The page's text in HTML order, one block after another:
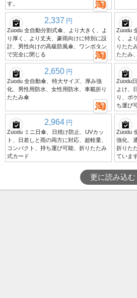
す。
2,337 円
Zuodu 全自動分割式傘、より大きく、よ
り厚く、より丈夫、豪雨向けに特別に設
計、男性向けの高級防風傘、ワンボタン
で完全に閉じる
Zuodu
く、よ
りたた
たたみ
2,650 円
Zuodu 全自動傘、特大サイズ、厚み強
化、男性用防水、女性用防水、車載折り
たたみ傘
Zuodu
よけ、
り、ポ
ち運び
2,964 円
Zuodu ミニ日傘、日焼け防止、UVカッ
ト、日差しと雨の両方に対応、超軽量、
コンパクト、持ち運び可能、折りたたみ
式カード
Zuodu
強化、
折りた
ていま
更に読み込む